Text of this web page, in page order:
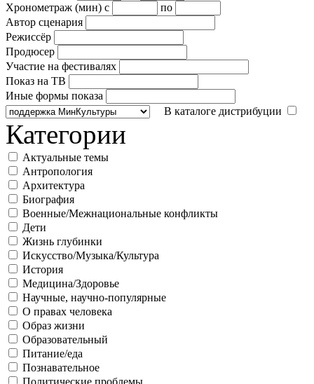
Хронометраж (мин) с
по
Автор сценария
Режиссёр
Продюсер
Участие на фестивалях
Показ на ТВ
Иные формы показа
В каталоге дистрибуции
Категории
Актуальные темы
Антропология
Архитектура
Биография
Военные/Межнациональные конфликты
Дети
Жизнь глубинки
Искусство/Музыка/Культура
История
Медицина/Здоровье
Научные, научно-популярные
О правах человека
Образ жизни
Образовательный
Питание/еда
Познавательное